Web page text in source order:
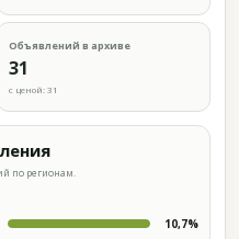
Объявлений в архиве
31
с ценой: 31
по регионам.
10,7%